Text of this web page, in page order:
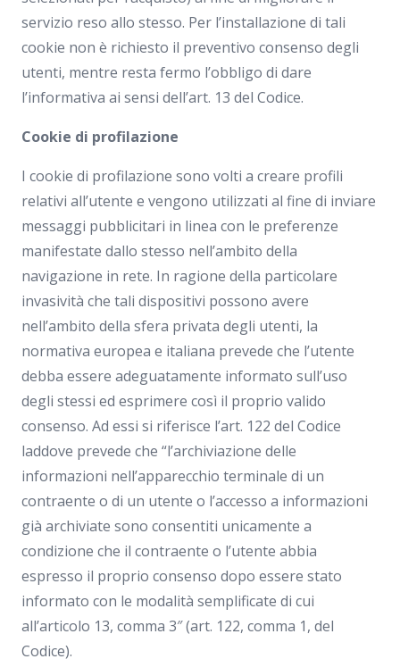
servizio reso allo stesso. Per l’installazione di tali
cookie non è richiesto il preventivo consenso degli
utenti, mentre resta fermo l’obbligo di dare
l’informativa ai sensi dell’art. 13 del Codice.
Cookie di profilazione
I cookie di profilazione sono volti a creare profili
relativi all’utente e vengono utilizzati al fine di inviare
messaggi pubblicitari in linea con le preferenze
manifestate dallo stesso nell’ambito della
navigazione in rete. In ragione della particolare
invasività che tali dispositivi possono avere
nell’ambito della sfera privata degli utenti, la
normativa europea e italiana prevede che l’utente
debba essere adeguatamente informato sull’uso
degli stessi ed esprimere così il proprio valido
consenso. Ad essi si riferisce l’art. 122 del Codice
laddove prevede che “l’archiviazione delle
informazioni nell’apparecchio terminale di un
contraente o di un utente o l’accesso a informazioni
già archiviate sono consentiti unicamente a
condizione che il contraente o l’utente abbia
espresso il proprio consenso dopo essere stato
informato con le modalità semplificate di cui
all’articolo 13, comma 3″ (art. 122, comma 1, del
Codice).